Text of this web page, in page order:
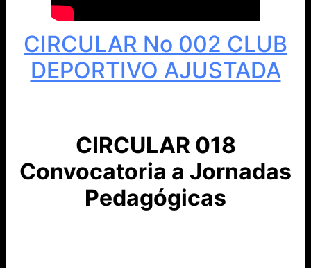
CIRCULAR No 002 CLUB
DEPORTIVO AJUSTADA
CIRCULAR 018
Convocatoria a Jornadas
Pedagógicas